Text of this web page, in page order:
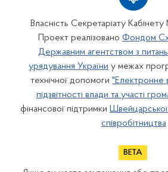
Власність Секретаріату Кабінету
Проект реалізовано Фондом
Державним агентством з
урядування України у межах
технічної допомоги "Електронне
підзвітності влади та участі
фінансової підтримки Швейцарської
співробітництва